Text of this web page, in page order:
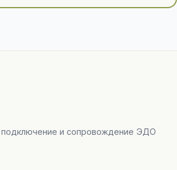
и сопровождение ЭДО